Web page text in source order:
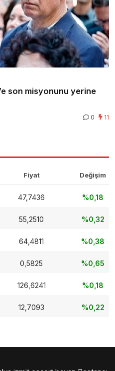
son misyonunu yerine
0 11
Fiyat Değişim
47,7436 %0,18
55,2510 %0,32
64,4811 %0,38
0,5825 %0,65
126,6241 %0,18
12,7093 %0,22